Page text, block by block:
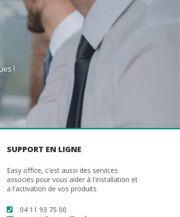
!
SUPPORT EN LIGNE
Easy office, c'est aussi des services
associés pour vous aider à l'installation et
a l'activation de vos produits.
04 11 93 75 00